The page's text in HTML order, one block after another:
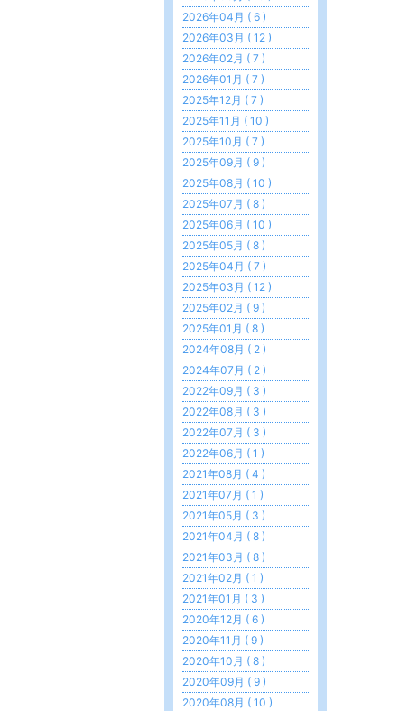
2026年04月 ( 6 )
2026年03月 ( 12 )
2026年02月 ( 7 )
2026年01月 ( 7 )
2025年12月 ( 7 )
2025年11月 ( 10 )
2025年10月 ( 7 )
2025年09月 ( 9 )
2025年08月 ( 10 )
2025年07月 ( 8 )
2025年06月 ( 10 )
2025年05月 ( 8 )
2025年04月 ( 7 )
2025年03月 ( 12 )
2025年02月 ( 9 )
2025年01月 ( 8 )
2024年08月 ( 2 )
2024年07月 ( 2 )
2022年09月 ( 3 )
2022年08月 ( 3 )
2022年07月 ( 3 )
2022年06月 ( 1 )
2021年08月 ( 4 )
2021年07月 ( 1 )
2021年05月 ( 3 )
2021年04月 ( 8 )
2021年03月 ( 8 )
2021年02月 ( 1 )
2021年01月 ( 3 )
2020年12月 ( 6 )
2020年11月 ( 9 )
2020年10月 ( 8 )
2020年09月 ( 9 )
2020年08月 ( 10 )